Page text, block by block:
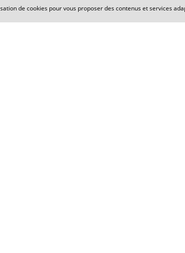
Rond-Point de la Nation
DIJON
de cookies pour vous proposer des contenus et services